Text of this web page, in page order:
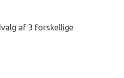
af 3 forskellige